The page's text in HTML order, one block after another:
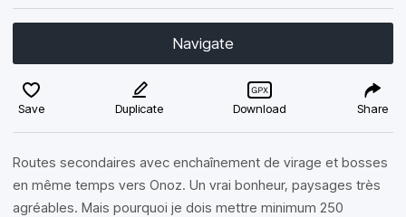
Navigate
Save Duplicate Download Share
Routes secondaires avec enchaînement de virage et bosses
en même temps vers Onoz. Un vrai bonheur, paysages très
agréables. Mais pourquoi je dois mettre minimum 250